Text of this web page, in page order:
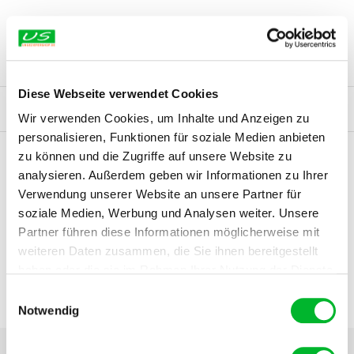
Diese Webseite verwendet Cookies
Wir verwenden Cookies, um Inhalte und Anzeigen zu
personalisieren, Funktionen für soziale Medien anbieten
zu können und die Zugriffe auf unsere Website zu
analysieren. Außerdem geben wir Informationen zu Ihrer
Verwendung unserer Website an unsere Partner für
soziale Medien, Werbung und Analysen weiter. Unsere
Partner führen diese Informationen möglicherweise mit
weiteren Daten zusammen, die Sie ihnen bereitgestellt
Notwendig
Abholung in der Filiale oder im Paketshop, Abendzustellung
sowie diskreter Verpackung.
Nach Eingang wird geprüft und der Betrag
innerhalb von 14
Tagenerstattet.
unsere Produkte
oder überautorisierte
Lieferanten.
Zusätzlich gibt es bei ausgewählten Artikeln eine